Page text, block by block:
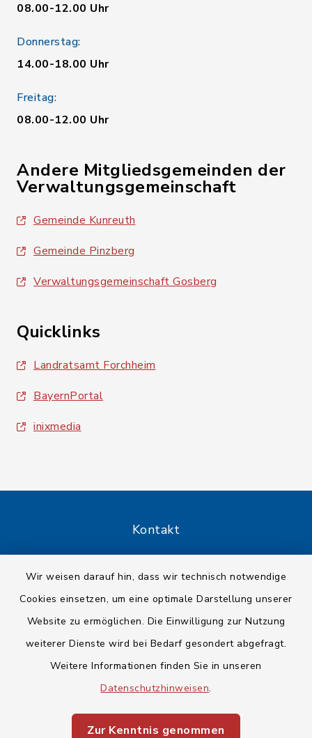
Wir weisen darauf hin, dass wir technisch notwendige
Cookies einsetzen, um eine optimale Darstellung unserer
Website zu ermöglichen. Die Einwilligung zur Nutzung
weiterer Dienste wird bei Bedarf gesondert abgefragt.
Weitere Informationen finden Sie in unseren
Datenschutzhinweisen.
Zur Kenntnis genommen
08.00-12.00 Uhr
Donnerstag:
14.00-18.00 Uhr
Freitag:
08.00-12.00 Uhr
Andere Mitgliedsgemeinden der
Verwaltungsgemeinschaft
Gemeinde Kunreuth
Gemeinde Pinzberg
Verwaltungsgemeinschaft Gosberg
Quicklinks
Landratsamt Forchheim
BayernPortal
inixmedia
Kontakt
Datenschutz
Impressum
Sitemap
Cookie-Einstellungen